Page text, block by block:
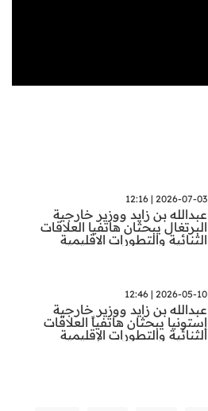
2026-07-03 | 12:16
عبدالله بن زايد ووزير خارجية
البرتغال يبحثان هاتفيا العلاقات
الثنائية والتطورات الاقليمية
2026-05-10 | 12:46
عبدالله بن زايد ووزير خارجية
إستونيا يبحثان هاتفياً العلاقات
الثنائية والتطورات الإقليمية